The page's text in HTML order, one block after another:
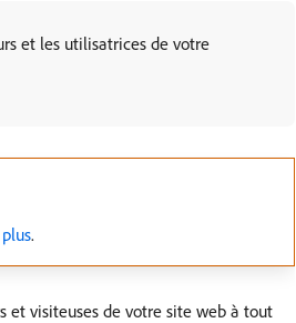
et les utilisatrices de votre
.
et visiteuses de votre site web à tout